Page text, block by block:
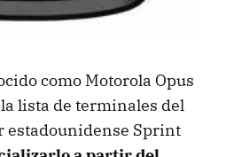
como Motorola Opus
lista de terminales del
estadounidense Sprint